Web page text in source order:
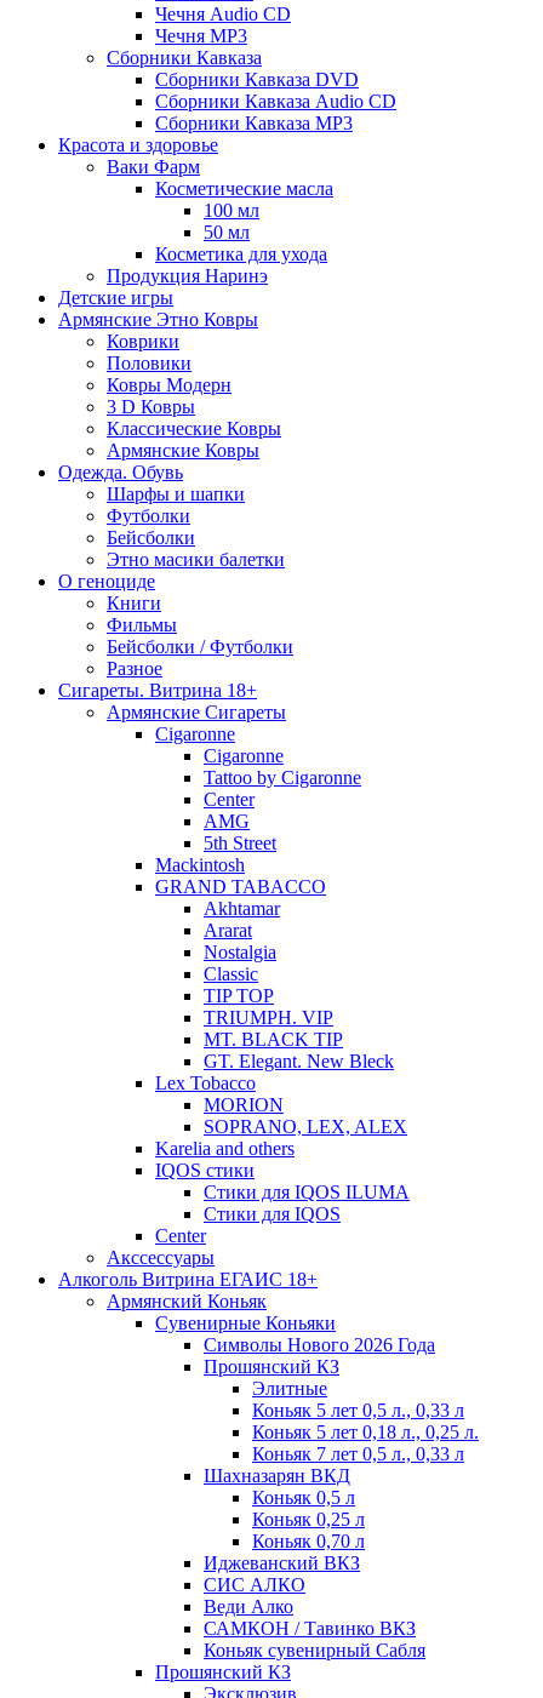
Чечня Audio CD
Чечня MP3
Сборники Кавказа
Сборники Кавказа DVD
Сборники Кавказа Audio CD
Сборники Кавказа MP3
Красота и здоровье
Ваки Фарм
Косметические масла
100 мл
50 мл
Косметика для ухода
Продукция Наринэ
Детские игры
Армянские Этно Ковры
Коврики
Половики
Ковры Модерн
3 D Ковры
Классические Ковры
Армянские Ковры
Одежда. Обувь
Шарфы и шапки
Футболки
Бейсболки
Этно масики балетки
О геноциде
Книги
Фильмы
Бейсболки / Футболки
Разное
Сигареты. Витрина 18+
Армянские Сигареты
Cigaronne
Cigaronne
Tattoo by Cigaronne
Center
AMG
5th Street
Mackintosh
GRAND TABACCO
Akhtamar
Ararat
Nostalgia
Classic
TIP TOP
TRIUMPH. VIP
MT. BLACK TIP
GT. Elegant. New Bleck
Lex Tobacco
MORION
SOPRANO, LEX, ALEX
Karelia and others
IQOS стики
Стики для IQOS ILUMA
Стики для IQOS
Сenter
Акссессуары
Алкоголь Витрина ЕГАИС 18+
Армянский Коньяк
Сувенирные Коньяки
Символы Нового 2026 Года
Прошянский КЗ
Элитные
Коньяк 5 лет 0,5 л., 0,33 л
Коньяк 5 лет 0,18 л., 0,25 л.
Коньяк 7 лет 0,5 л., 0,33 л
Шахназарян ВКД
Коньяк 0,5 л
Коньяк 0,25 л
Коньяк 0,70 л
Иджеванский ВКЗ
СИС АЛКО
Веди Алко
САМКОН / Тавинко ВКЗ
Коньяк сувенирный Сабля
Прошянский КЗ
Эксклюзив